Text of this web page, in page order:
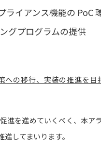
ライアンス機能の PoC
グプログラムの提供
への移行、実装の推進を
進を進めていくべく、本ア
してまいります。